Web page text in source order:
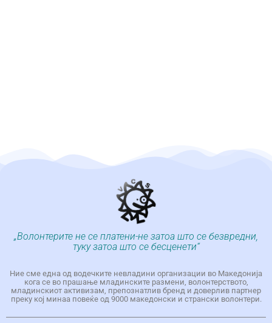
„Волонтерите не се платени-не затоа што се безвредни,
туку затоа што се бесценети“
Ние сме една од водечките невладини организации во Македонија
кога се во прашање младинските размени, волонтерството,
младинскиот активизам, препознатлив бренд и доверлив партнер
преку кој минаа повеќе од 9000 македонски и странски волонтери.